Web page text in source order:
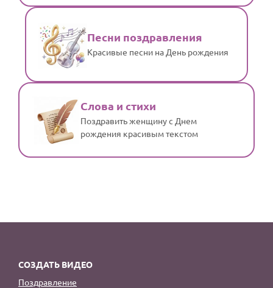
Песни поздравления
Красивые песни на День рождения
Слова и стихи
Поздравить женщину с Днем
рождения красивым текстом
СОЗДАТЬ ВИДЕО
Поздравление